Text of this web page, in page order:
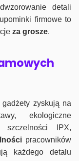
detali
firmowe to
za grosze.
zyskują na
ekologiczne
szczelności IPX,
pracowników
każdego detalu